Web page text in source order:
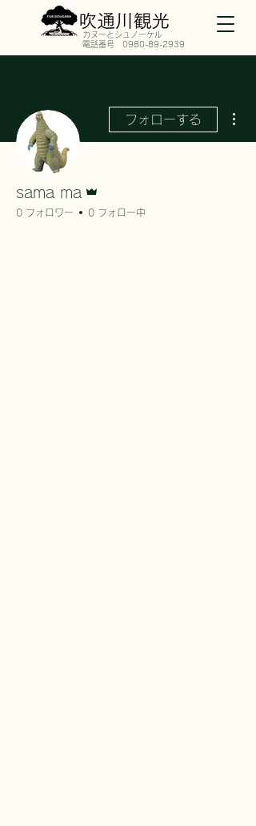
​カヌーとシュノーケル
​電話番号 0980-89-2939
フォローする
sama ma
0 フォロワー 0 フォロー中